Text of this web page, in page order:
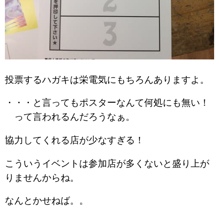
投票するハガキは栄電気にもちろんありますよ。
・・・と言ってもポスターなんて何処にも無い！
って言われるんだろうなぁ。
協力してくれる店が少なすぎる！
こういうイベントは参加店が多くないと盛り上が
りませんからね。
なんとかせねば。。